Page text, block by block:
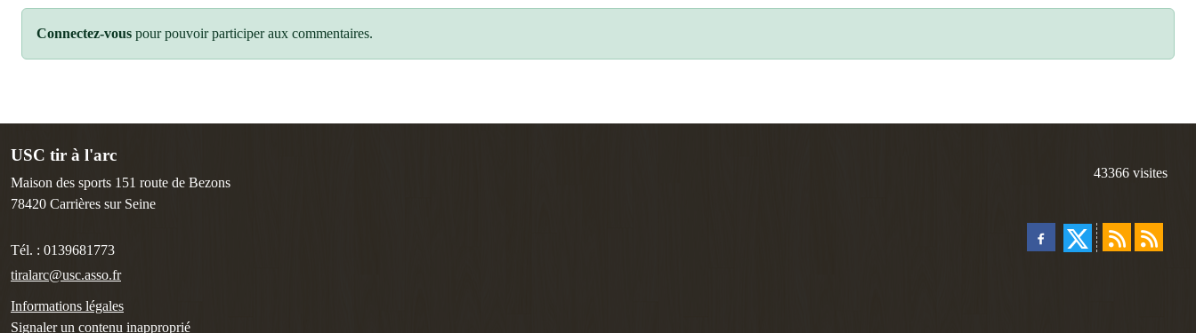
Connectez-vous pour pouvoir participer aux commentaires.
USC tir à l'arc
Maison des sports 151 route de Bezons
78420 Carrières sur Seine
Tél. : 0139681773
tiralarc@usc.asso.fr
Informations légales
Signaler un contenu inapproprié
43366 visites